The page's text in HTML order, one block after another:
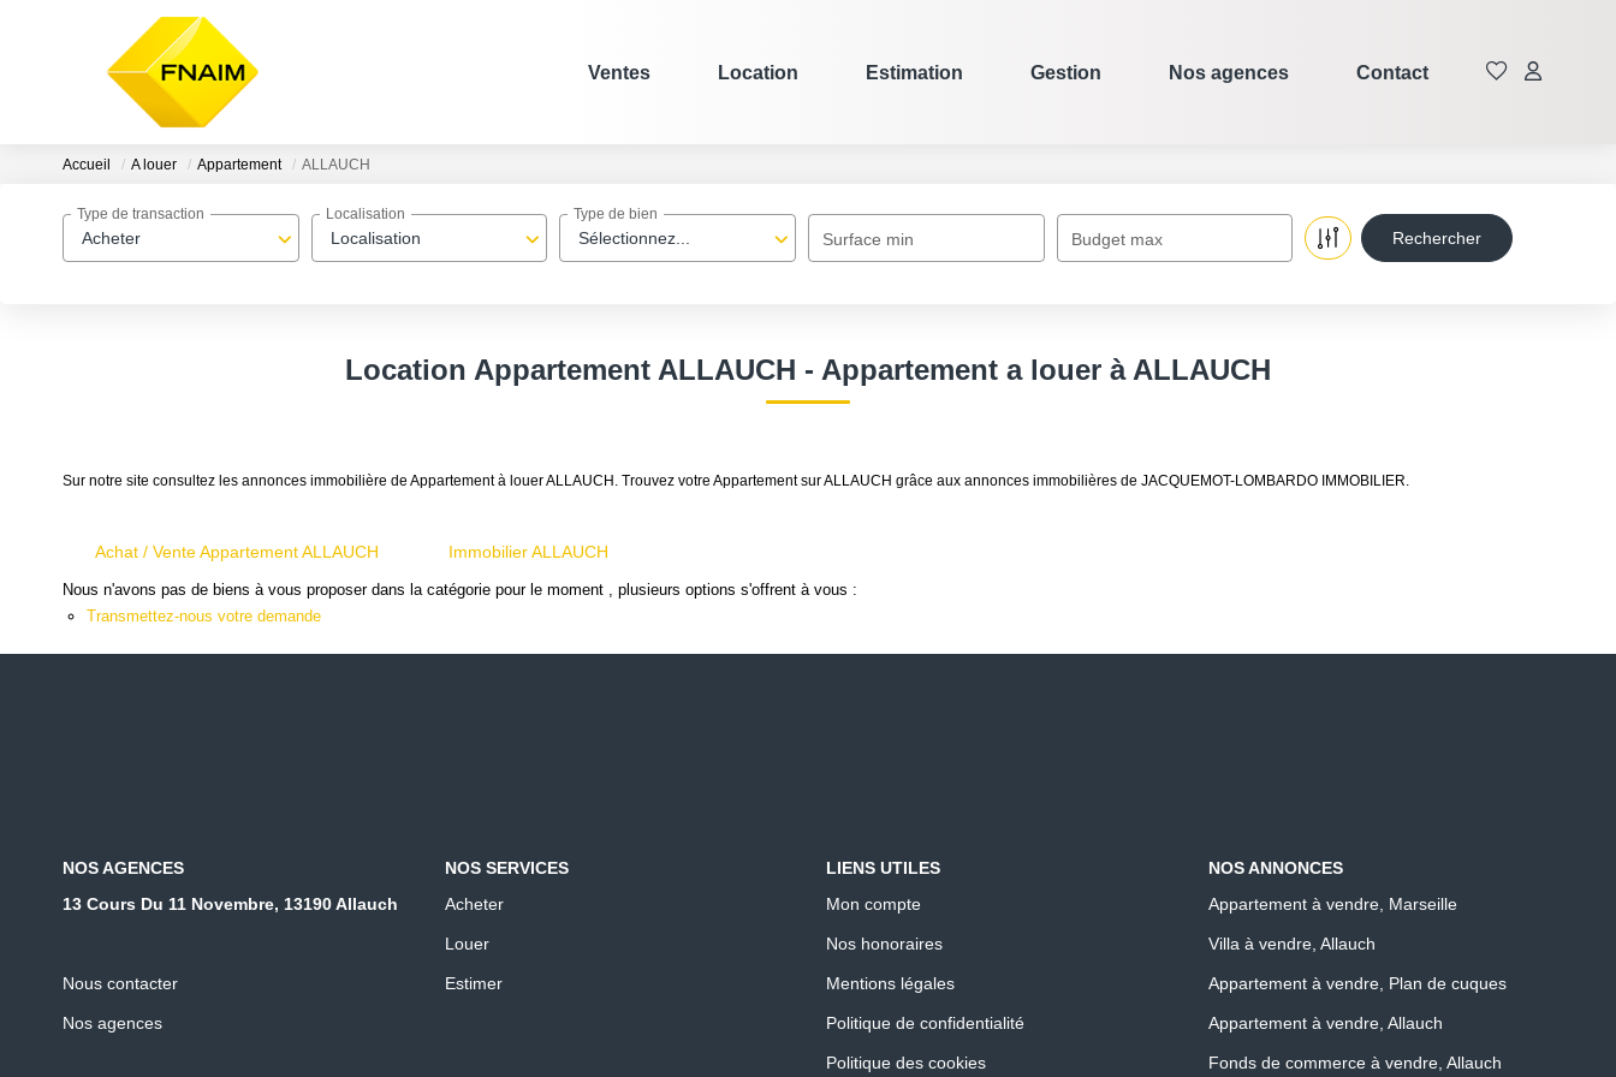
Ventes Location Estimation Gestion Nos agences Contact
Accueil A louer Appartement ALLAUCH
Acheter
Type de transaction
Localisation
Localisation
Sélectionnez...
Type de bien
Surface min Budget max
Location Appartement ALLAUCH - Appartement a louer à ALLAUCH
Sur notre site consultez les annonces immobilière de Appartement à louer ALLAUCH. Trouvez votre Appartement sur ALLAUCH grâce aux annonces immobilières de JACQUEMOT-LOMBARDO IMMOBILIER.
Achat / Vente Appartement ALLAUCH Immobilier ALLAUCH
Nous n'avons pas de biens à vous proposer dans la catégorie pour le moment , plusieurs options s'offrent à vous :
Transmettez-nous votre demande
NOS AGENCES
13 Cours Du 11 Novembre, 13190 Allauch
Nous contacter
Nos agences
NOS SERVICES
Acheter
Louer
Estimer
LIENS UTILES
Mon compte
Nos honoraires
Mentions légales
Politique de confidentialité
Politique des cookies
NOS ANNONCES
Appartement à vendre, Marseille
Villa à vendre, Allauch
Appartement à vendre, Plan de cuques
Appartement à vendre, Allauch
Fonds de commerce à vendre, Allauch